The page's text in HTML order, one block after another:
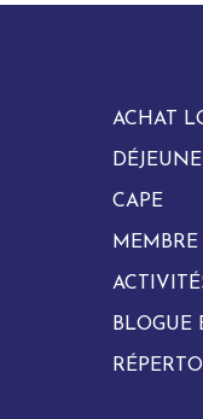
ACHAT
CAPE
MEMBRE
BLOGUE